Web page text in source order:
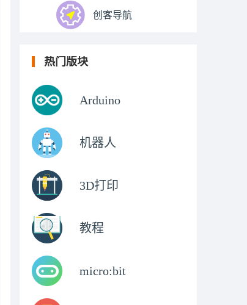
创客导航
热门版块
Arduino
机器人
3D打印
教程
micro:bit